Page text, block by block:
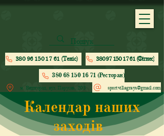
380 96 150 17 61 (Теніс)
sportvillagrays@gmail.com
380 97 150 17 61 (Фітнес)
м. Вишгород, вул. Парусна, 203
380 68 150 16 71 (Ресторан)
Календар наших
заходів